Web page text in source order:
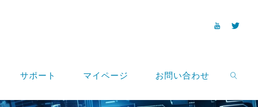
サポート マイページ お問い合わせ